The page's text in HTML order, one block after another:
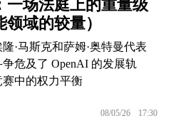
一场法庭上的重量级
域的较量）
·马斯克和萨姆·奥特曼代表
危及了 OpenAI 的发展轨
中的权力平衡
08/05/26 17:30